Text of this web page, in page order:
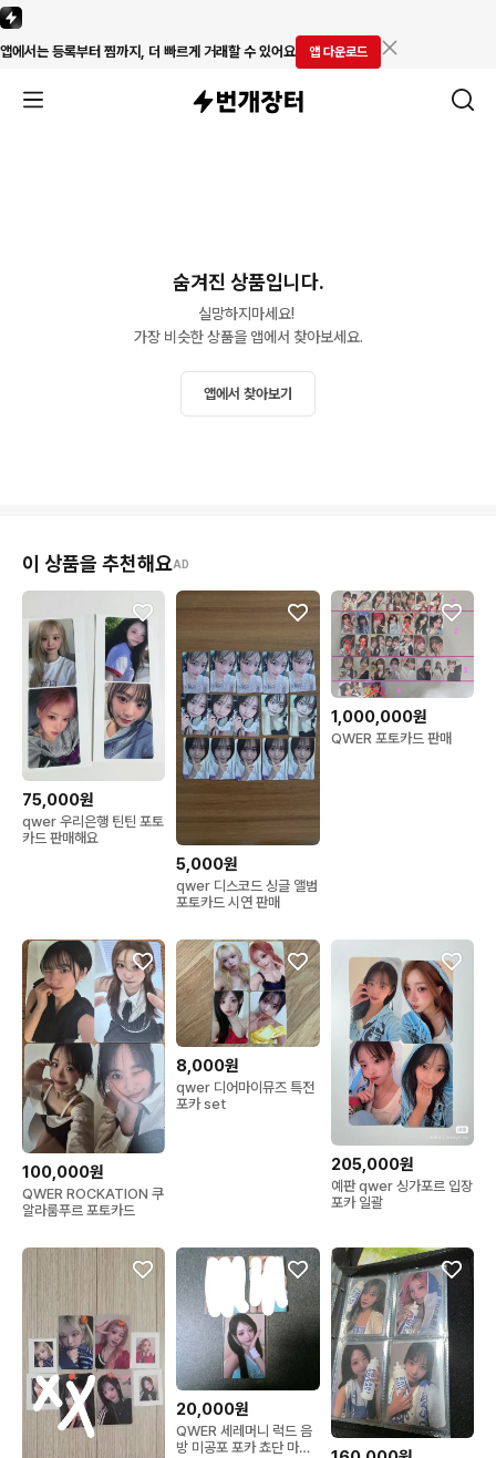
앱에서는 등록부터 찜까지, 더 빠르게 거래할 수 있어요 앱 다운로드
숨겨진 상품입니다.
실망하지마세요!
가장 비슷한 상품을 앱에서 찾아보세요.
앱에서 찾아보기
이 상품을 추천해요AD
75,000원
qwer 우리은행 틴틴 포토
카드 판매해요
5,000원
qwer 디스코드 싱글 앨범
포토카드 시연 판매
1,000,000원
QWER 포토카드 판매
100,000원
QWER ROCKATION 쿠
알라룸푸르 포토카드
8,000원
qwer 디어마이뮤즈 특전
포카 set
205,000원
예판 qwer 싱가포르 입장
포카 일괄
20,000원
QWER 세레머니 럭드 음
방 미공포 포카 쵸단 마젠